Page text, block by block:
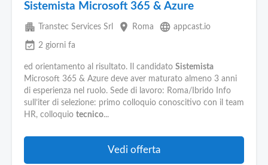
Sistemista Microsoft 365 & Azure
apartment Transtec Services Srl place Roma language appcast.io
event_available 2 giorni fa
ed orientamento al risultato. Il candidato Sistemista
Microsoft 365 & Azure deve aver maturato almeno 3 anni
di esperienza nel ruolo. Sede di lavoro: Roma/Ibrido Info
sull’iter di selezione: primo colloquio conoscitivo con il team
HR, colloquio tecnico...
Vedi offerta